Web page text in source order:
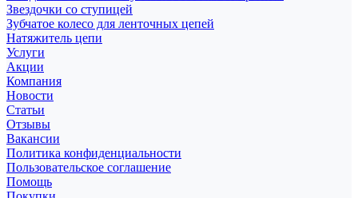
Звездочки со ступицей
Зубчатое колесо для ленточных цепей
Натяжитель цепи
Услуги
Акции
Компания
Новости
Статьи
Отзывы
Вакансии
Политика конфиденциальности
Пользовательское соглашение
Помощь